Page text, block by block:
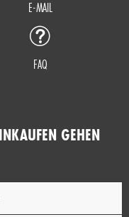
E-MAIL
FAQ
GEHEN